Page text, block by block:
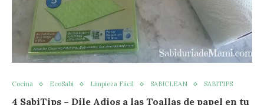
Cocina EcoSabi Limpieza Fácil SABICLEAN SABITIPS
4 SabiTips – Dile Adios a las Toallas de papel en tu